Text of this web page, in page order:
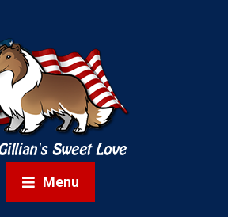
Menu